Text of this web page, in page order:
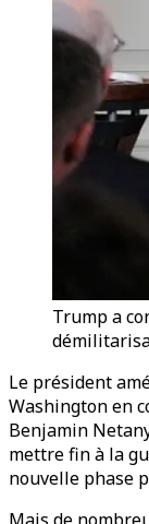
Trump a
Le président
Washington en
Benjamin
mettre fin à la
nouvelle phase